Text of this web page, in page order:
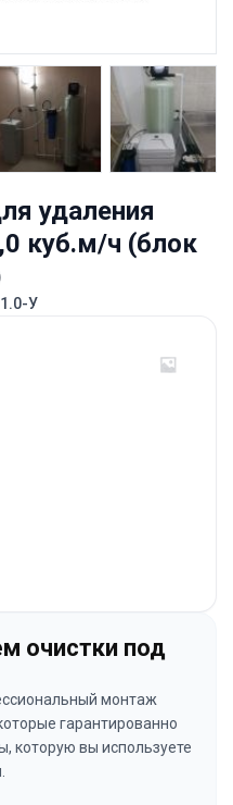
удаления
куб.м/ч (блок
У
очистки под
монтаж
гарантированно
которую вы используете